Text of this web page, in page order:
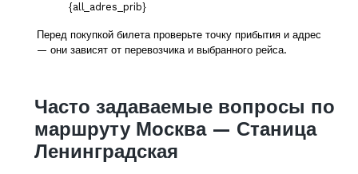
{all_adres_prib}
Перед покупкой билета проверьте точку прибытия и адрес
— они зависят от перевозчика и выбранного рейса.
Часто задаваемые вопросы по
маршруту Москва — Станица
Ленинградская